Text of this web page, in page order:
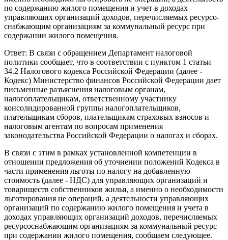
по содержанию жилого помещения и учет в доходах
управляющих организаций доходов, перечисляемых ресурсо-
снабжающим организациям за коммунальный ресурс при
содержании жилого помещения.
Ответ: В связи с обращением Департамент налоговой
политики сообщает, что в соответствии с пунктом 1 статьи
34.2 Налогового кодекса Российской Федерации (далее -
Кодекс) Министерство финансов Российской Федерации дает
письменные разъяснения налоговым органам,
налогоплательщикам, ответственному участнику
консолидированной группы налогоплательщиков,
плательщикам сборов, плательщикам страховых взносов и
налоговым агентам по вопросам применения
законодательства Российской Федерации о налогах и сборах.
В связи с этим в рамках установленной компетенции в
отношении предложения об уточнении положений Кодекса в
части применения льготы по налогу на добавленную
стоимость (далее - НДС) для управляющих организаций и
товариществ собственников жилья, а именно о необходимости
льготирования не операций, а деятельности управляющих
организаций по содержанию жилого помещения и учета в
доходах управляющих организаций доходов, перечисляемых
ресурсоснабжающим организациям за коммунальный ресурс
при содержании жилого помещения, сообщаем следующее.